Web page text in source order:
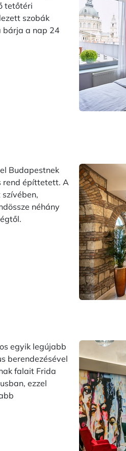
tetőtéri
szobák
bárja a nap 24
Budapestnek
rend építtetett. A
néhány
egyik legújabb
berendezésével
falait Frida
ezzel